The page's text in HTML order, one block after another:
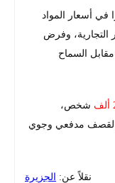
أسعار المواد
التجارية، وفرض
مقابل السماح
شخص،
لقصف مدفعي وجوي
نقلاً عن: الجزيرة